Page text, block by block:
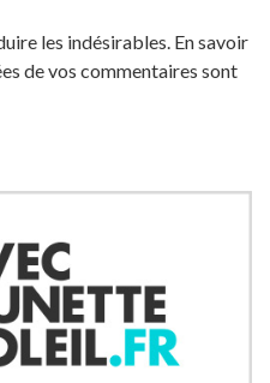
les indésirables. En savoir
de vos commentaires sont